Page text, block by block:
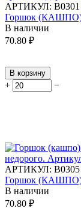
АРТИКУЛ: В0301
Горшок (КАШПО)
В наличии
70.80 ₽
В корзину
+ −
АРТИКУЛ: В0305
Горшок (КАШПО)
В наличии
70.80 ₽